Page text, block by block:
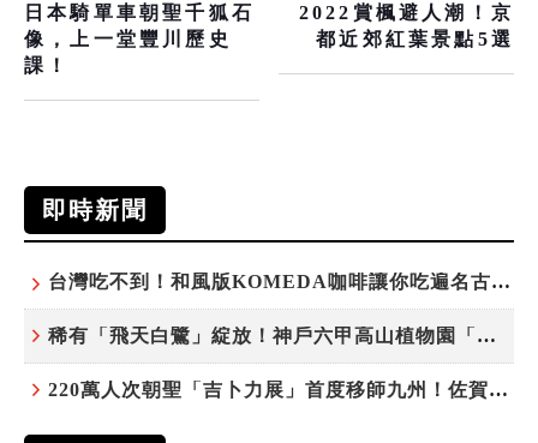
日本騎單車朝聖千狐石
像，上一堂豐川歷史
課！
2022賞楓避人潮！京
都近郊紅葉景點5選
即時新聞
台灣吃不到！和風版KOMEDA咖啡讓你吃遍名古屋在地美食
稀有「飛天白鷺」綻放！神戶六甲高山植物園「鷺草」珍貴現身
220萬人次朝聖「吉卜力展」首度移師九州！佐賀站早鳥平日套票8/10搶先開賣